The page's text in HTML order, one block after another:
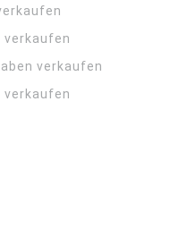
verkaufen
verkaufen
verkaufen